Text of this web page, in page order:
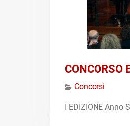
Concorsi
I EDIZIONE Anno